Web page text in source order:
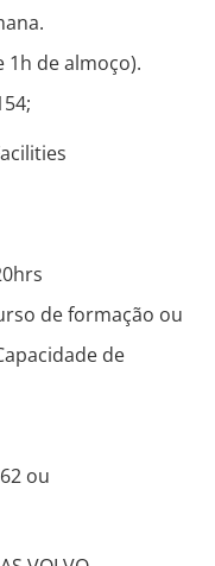
1h de almoço).
de formação ou
de
ou